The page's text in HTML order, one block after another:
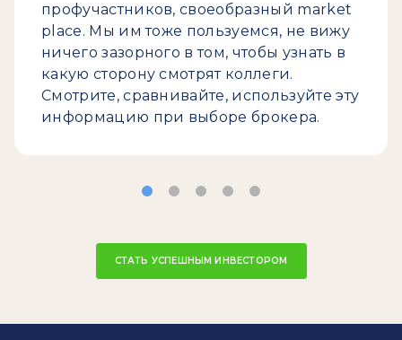
профучастников, своеобразный market
place. Мы им тоже пользуемся, не вижу
ничего зазорного в том, чтобы узнать в
какую сторону смотрят коллеги.
Смотрите, сравнивайте, используйте эту
информацию при выборе брокера.
СТАТЬ УСПЕШНЫМ ИНВЕСТОРОМ